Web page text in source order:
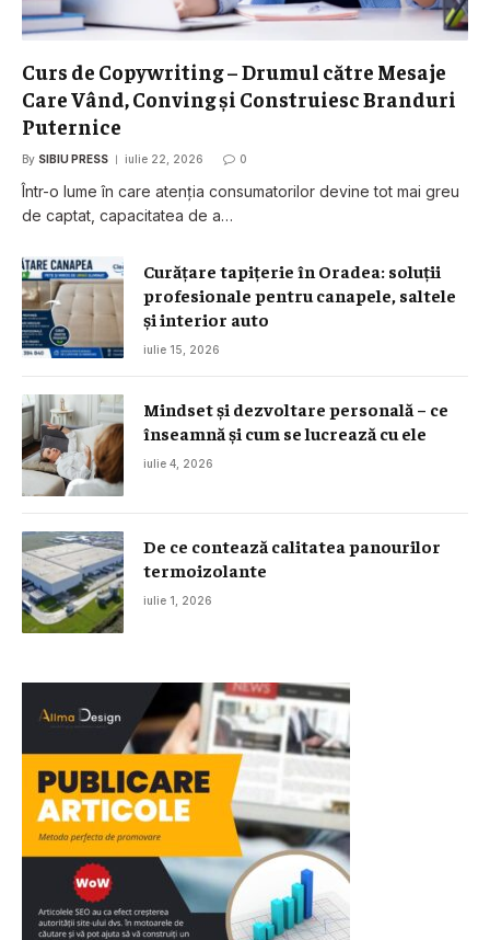
Curs de Copywriting – Drumul către Mesaje
Care Vând, Conving și Construiesc Branduri
Puternice
By SIBIU PRESS iulie 22, 2026 0
Într-o lume în care atenția consumatorilor devine tot mai greu
de captat, capacitatea de a…
Curățare tapițerie în Oradea: soluții
profesionale pentru canapele, saltele
și interior auto
iulie 15, 2026
Mindset și dezvoltare personală – ce
înseamnă și cum se lucrează cu ele
iulie 4, 2026
De ce contează calitatea panourilor
termoizolante
iulie 1, 2026